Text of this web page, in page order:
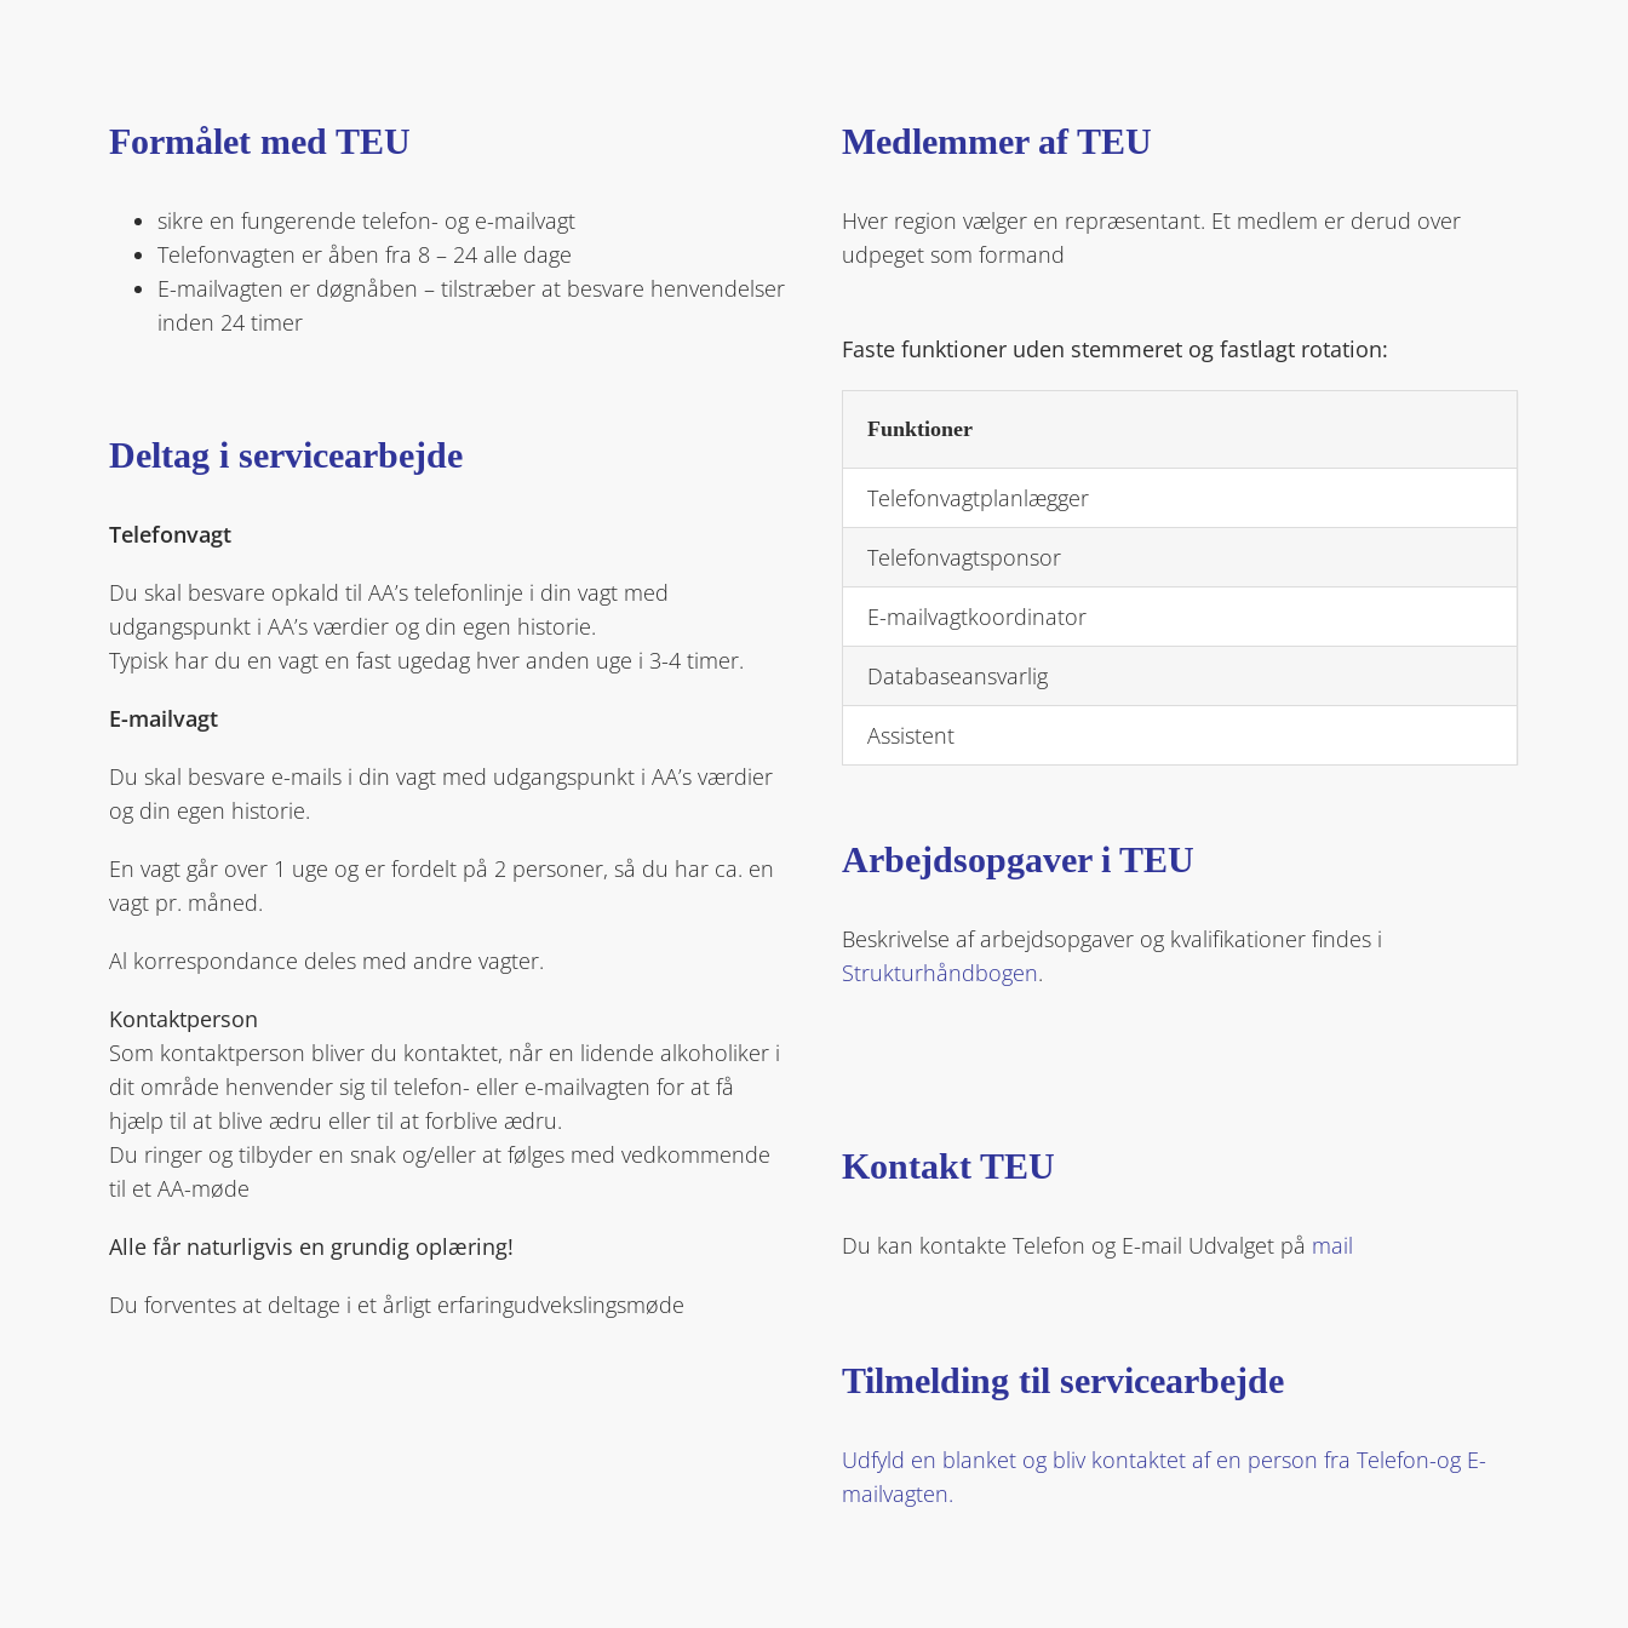
Formåletmed TEU
sikre en fungerende telefon- og e-mailvagt
Telefonvagten er åben fra 8 – 24 alle dage
E-mailvagten er døgnåben – tilstræber at besvare henvendelser
inden 24 timer
Deltag i servicearbejde
Telefonvagt
Du skal besvare opkald til AA’s telefonlinje i din vagt med
udgangspunkt i AA’s værdier og din egen historie.
Typisk har du en vagt en fast ugedag hver anden uge i 3-4 timer.
E-mailvagt
Du skal besvare e-mails i din vagt med udgangspunkt i AA’s værdier
og din egen historie.
En vagt går over 1 uge og er fordelt på 2 personer, så du har ca. en
vagt pr. måned.
Al korrespondance deles med andre vagter.
Kontaktperson
Som kontaktperson bliver du kontaktet, når en lidende alkoholiker i
dit område henvender sig til telefon- eller e-mailvagten for at få
hjælp til at blive ædru eller til at forblive ædru.
Du ringer og tilbyder en snak og/eller at følges med vedkommende
til et AA-møde
Alle får naturligvis en grundig oplæring!
Du forventes at deltage i et årligt erfaringudvekslingsmøde
Medlemmer af TEU
Hver region vælger en repræsentant. Et medlem er derud over
udpeget som formand
Faste funktioner uden stemmeret og fastlagt rotation:
Funktioner
Telefonvagtplanlægger
Telefonvagtsponsor
E-mailvagtkoordinator
Databaseansvarlig
Assistent
Arbejdsopgaver i TEU
Beskrivelse af arbejdsopgaver og kvalifikationer findes i
Strukturhåndbogen.
Kontakt TEU
Du kan kontakte Telefon og E-mail Udvalget på mail
Tilmelding til servicearbejde
Udfyld en blanket og bliv kontaktet af en person fra Telefon-og E-
mailvagten.